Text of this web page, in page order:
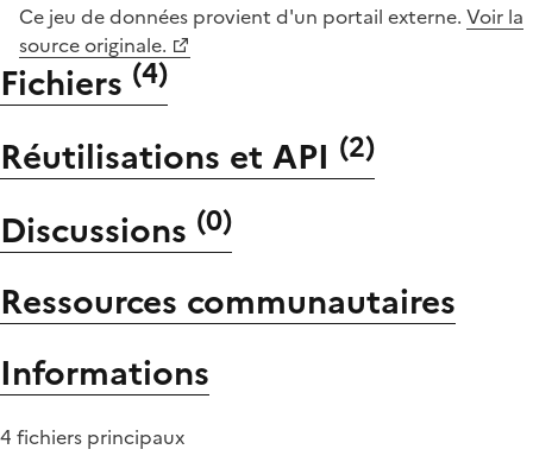
Ce jeu de données provient d'un portail externe. Voir la
source originale.
Fichiers (4)
Réutilisations et API (2)
Discussions (0)
Ressources communautaires
Informations
4 fichiers principaux